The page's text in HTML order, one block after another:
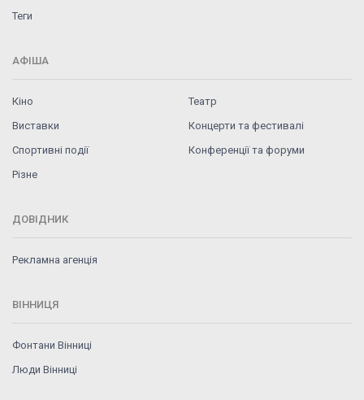
Теги
АФІША
Кіно
Театр
Виставки
Концерти та фестивалі
Спортивні події
Конференції та форуми
Різне
ДОВІДНИК
Рекламна агенція
ВІННИЦЯ
Фонтани Вінниці
Люди Вінниці